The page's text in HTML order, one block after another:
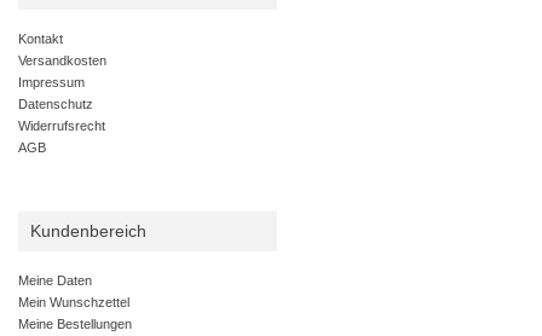
Kontakt
Versandkosten
Impressum
Datenschutz
Widerrufsrecht
AGB
Kundenbereich
Meine Daten
Mein Wunschzettel
Meine Bestellungen